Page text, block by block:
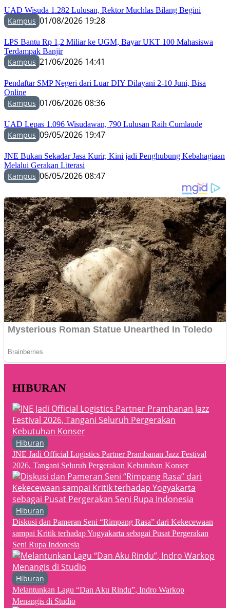
UAD Wisuda 1.282 Lulusan, Rektor Muchlas Bilang Begini
Kampus 01/08/2026 19:28
LPS Bantu Rp 1,2 Miliar ke UGM, Bayar UKT 100 Mahasiswa
Terdampak Banjir
Kampus 21/06/2026 14:41
Pendaftar SMP Negeri dari Luar DIY Dilayani 2-10 Juni, Bisa
Online
Kampus 01/06/2026 08:36
UAD Lepas 1.096 Wisudawan, 790 Lulusan Raih Cumlaude
Kampus 09/05/2026 19:47
JNE Bukan Sekadar Jasa Kurir, Kini jadi Penghubung Kebahagiaan
Melalui Gerakan Literasi
Kampus 06/05/2026 08:47
HIBURAN
Hiburan
JNE Jadi Official Logistics Partner Prambanan Jazz Festival
2026, Tangani Seluruh Pergerakan Kebutuhan Konser
Hiburan
Diskusi dan Pameran Seni “Rimpang Rasa” dari Kekecewaan
sampai Kritik terhadap Yogyakarta sebagai Pusat Pergerakan
Seni Rupa Indonesia
Hiburan
Melantunkan Lagu “Dan Aku Rindu”, Indro Warkop
Menangis di Studio